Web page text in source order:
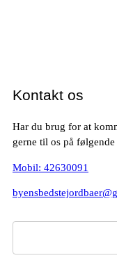
Kontakt os
Har du brug for at
gerne til os på
Mobil: 42630091